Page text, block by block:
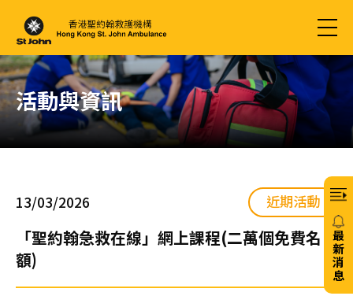
活動與資訊
13/03/2026 近期活動
「聖約翰急救在線」網上課程(二萬個免費名
額)
最
新
消
息